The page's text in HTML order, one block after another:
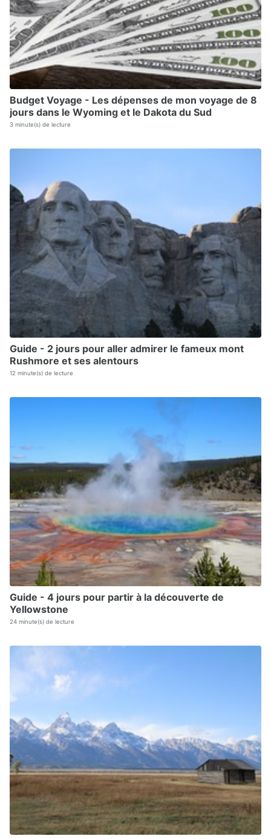
Budget Voyage - Les dépenses de mon voyage de 8
jours dans le Wyoming et le Dakota du Sud
3 minute(s) de lecture
Guide - 2 jours pour aller admirer le fameux mont
Rushmore et ses alentours
12 minute(s) de lecture
Guide - 4 jours pour partir à la découverte de
Yellowstone
24 minute(s) de lecture